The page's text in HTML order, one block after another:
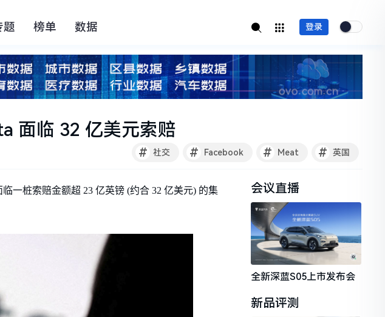
题 榜单 数据 登录
面临 32 亿美元索赔
# 社交 # Facebook # Meat # 英国
一桩索赔金额超 23 亿英镑 (约合 32 亿美元) 的集
会议直播
全新深蓝S05上市发布会
新品评测